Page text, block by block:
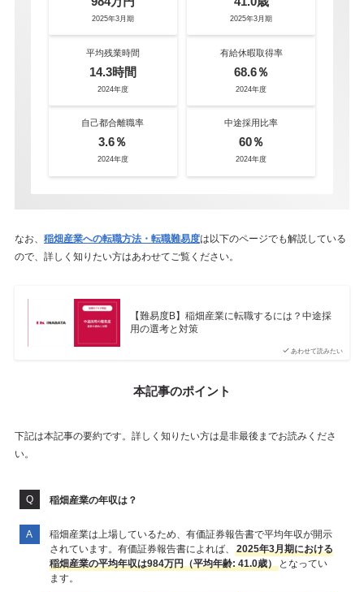
2025年3月期 2025年3月期
平均残業時間
14.3時間
2024年度
有給休暇取得率
68.6％
2024年度
自己都合離職率
3.6％
2024年度
中途採用比率
60％
2024年度
なお、 稲畑産業への転職方法・転職難易度は以下のページでも解説している
ので、詳しく知りたい方はあわせてご覧ください。
あわせて読みたい
【難易度B】稲畑産業に転職するには？中途採
用の選考と対策
本記事のポイント
下記は本記事の要約です。詳しく知りたい方は是非最後までお読みくださ
い。
稲畑産業の年収は？
稲畑産業は上場しているため、有価証券報告書で平均年収が開示
されています。有価証券報告書によれば、
2025年3月期における
稲畑産業の平均年収は984万円（平均年齢: 41.0歳）となってい
ます。